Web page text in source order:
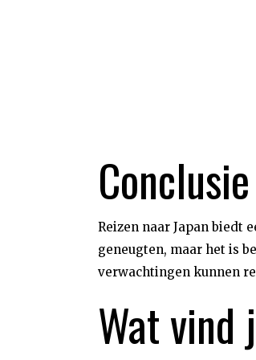
Conclusie
Reizen naar Japan biedt
geneugten, maar het is
verwachtingen kunnen
Wat vind